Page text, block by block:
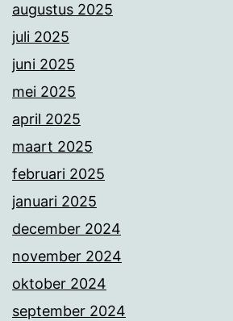
augustus 2025
juli 2025
juni 2025
mei 2025
april 2025
maart 2025
februari 2025
januari 2025
december 2024
november 2024
oktober 2024
september 2024